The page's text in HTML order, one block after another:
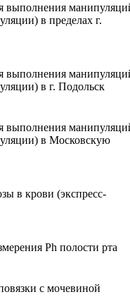
выполнения
в пределах г.
выполнения
в г. Подольск
выполнения
в Московскую
в крови (экспресс-
Ph полости рта
с мочевиной